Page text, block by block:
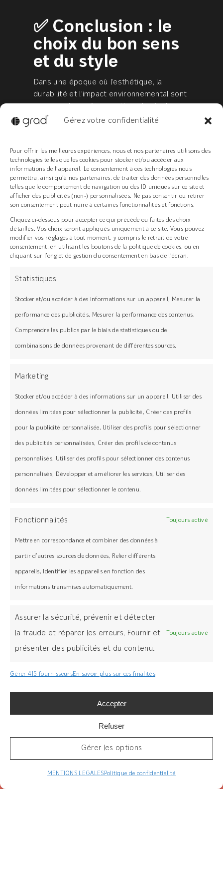
Gérez votre confidentialité
Pour offrir les meilleures expériences, nous et nos partenaires utilisons des
technologies telles que les cookies pour stocker et/ou accéder aux
informations de l’appareil. Le consentement à ces technologies nous
permettra, ainsi qu’à nos partenaires, de traiter des données personnelles
telles que le comportement de navigation ou des ID uniques sur ce site et
afficher des publicités (non-) personnalisées. Ne pas consentir ou retirer
son consentement peut nuire à certaines fonctionnalités et fonctions.
Cliquez ci-dessous pour accepter ce qui précède ou faites des choix
détaillés. Vos choix seront appliqués uniquement à ce site. Vous pouvez
modifier vos réglages à tout moment, y compris le retrait de votre
consentement, en utilisant les boutons de la politique de cookies, ou en
cliquant sur l’onglet de gestion du consentement en bas de l’écran.
Statistiques
Stocker et/ou accéder à des informations sur un appareil, Mesurer la
performance des publicités, Mesurer la performance des contenus,
Comprendre les publics par le biais de statistiques ou de
combinaisons de données provenant de différentes sources.
Marketing
Stocker et/ou accéder à des informations sur un appareil, Utiliser des
données limitées pour sélectionner la publicité, Créer des profils
pour la publicité personnalisée, Utiliser des profils pour sélectionner
des publicités personnalisées, Créer des profils de contenus
personnalisés, Utiliser des profils pour sélectionner des contenus
personnalisés, Développer et améliorer les services, Utiliser des
données limitées pour sélectionner le contenu.
Fonctionnalités Toujours activé
Mettre en correspondance et combiner des données à
partir d’autres sources de données, Relier différents
appareils, Identifier les appareils en fonction des
informations transmises automatiquement.
Assurer la sécurité, prévenir et détecter
la fraude et réparer les erreurs, Fournir et
présenter des publicités et du contenu.
Toujours activé
Gérer 415 fournisseursEn savoir plus sur ces finalités
Accepter
Refuser
Gérer les options
MENTIONS LEGALES Politique de confidentialité
✅ Conclusion : le
choix du bon sens
et du style
Dans une époque où l’esthétique, la
durabilité et l’impact environnemental sont
au cœur des préoccupations, le pin thermo
chauffé tire son épingle du jeu.
positionné. Son prix légèrement supérieur
est largement compensé par sa longévité,
son absence d’entretien chimique et son
rendu haut de gamme.
Pour une approche écologique et
élégante : pin thermo chauffé
Pour des structures exposées à bas
Besoin
Nos experts sont là pour vous guider dans
la réalisation de votre terrasse.
Contactez-nous dès aujourd’hui pour un
!
Alors, vous êtes
prêts pour décorer
sur nos réseaux sociaux !